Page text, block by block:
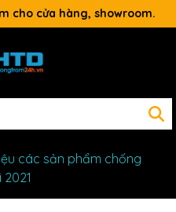
cho cửa hàng, showroom.
các sản phẩm chống